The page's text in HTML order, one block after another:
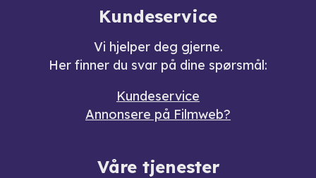
Kundeservice
Vi hjelper deg gjerne.
Her finner du svar på dine spørsmål:
Kundeservice
Annonsere på Filmweb?
Våre tjenester